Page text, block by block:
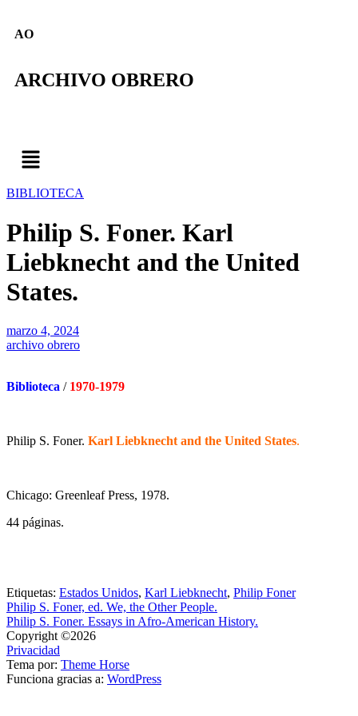
AO
ARCHIVO OBRERO
BIBLIOTECA
Philip S. Foner. Karl
Liebknecht and the United
States.
marzo 4, 2024
archivo obrero
Biblioteca / 1970-1979
Philip S. Foner. Karl Liebknecht and the United States.
Chicago: Greenleaf Press, 1978.
44 páginas.
Etiquetas: Estados Unidos, Karl Liebknecht, Philip Foner
Philip S. Foner, ed. We, the Other People.
Philip S. Foner. Essays in Afro-American History.
Copyright ©2026
Privacidad
Tema por: Theme Horse
Funciona gracias a: WordPress